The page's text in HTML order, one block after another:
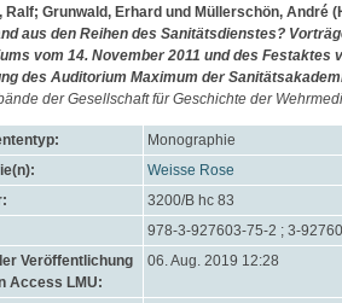
Ralf; Grunwald, Erhard und Müllerschön, André
aus den Reihen des Sanitätsdienstes?
vom 14. November 2011 und des Festaktes
des Auditorium Maximum der
der Gesellschaft für Geschichte der
Monographie
Weisse Rose
3200/B hc 83
978-3-927603-75-2 ; 3-
Veröffentlichung
Access LMU:
06. Aug. 2019 12:28